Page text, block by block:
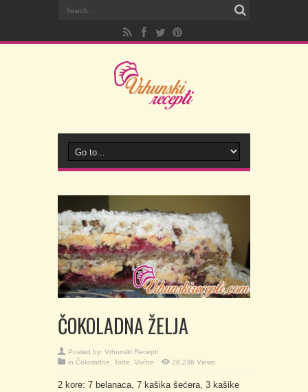
ČOKOLADNA ŽELJA
Posted by: Vrhunski Recepti
in Čokoladne Torte Voćne 28,236 Views
2 kore: 7 belanaca, 7 kašika šećera, 3 kašike